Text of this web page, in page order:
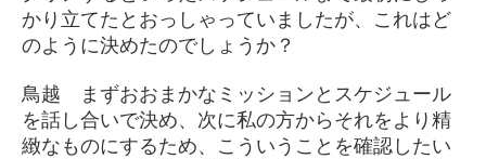
かり立てたとおっしゃっていましたが、これはど
のように決めたのでしょうか？
鳥越 まずおおまかなミッションとスケジュール
を話し合いで決め、次に私の方からそれをより精
緻なものにするため、こういうことを確認したい